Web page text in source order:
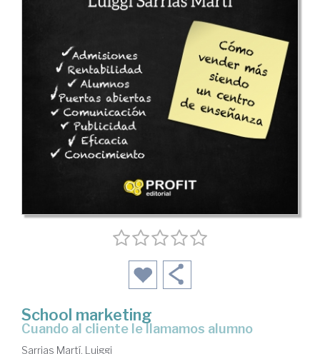
School marketing
cuando al cliente le llamamos alumno
Sarrias Martí, Luiggi